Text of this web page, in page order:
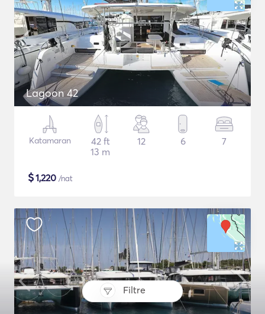
Filtre
Lagoon 42
Katamaran
42 ft
13 m
12 6 7
$1,220 /nat